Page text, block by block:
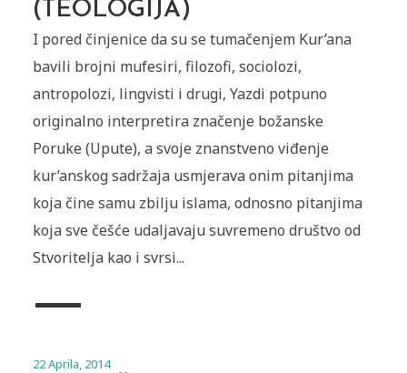
(TEOLOGIJA)
I pored činjenice da su se tumačenjem Kur’ana
bavili brojni mufesiri, filozofi, sociolozi,
antropolozi, lingvisti i drugi, Yazdi potpuno
originalno interpretira značenje božanske
Poruke (Upute), a svoje znanstveno viđenje
kur’anskog sadržaja usmjerava onim pitanjima
koja čine samu zbilju islama, odnosno pitanjima
koja sve češće udaljavaju suvremeno društvo od
Stvoritelja kao i svrsi...
22 Aprila, 2014